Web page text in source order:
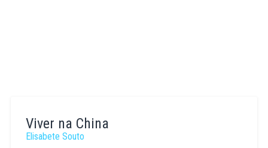
Viver na China
Elisabete Souto